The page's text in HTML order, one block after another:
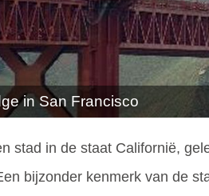
in San Francisco
stad in de staat Californië,
bijzonder kenmerk van de